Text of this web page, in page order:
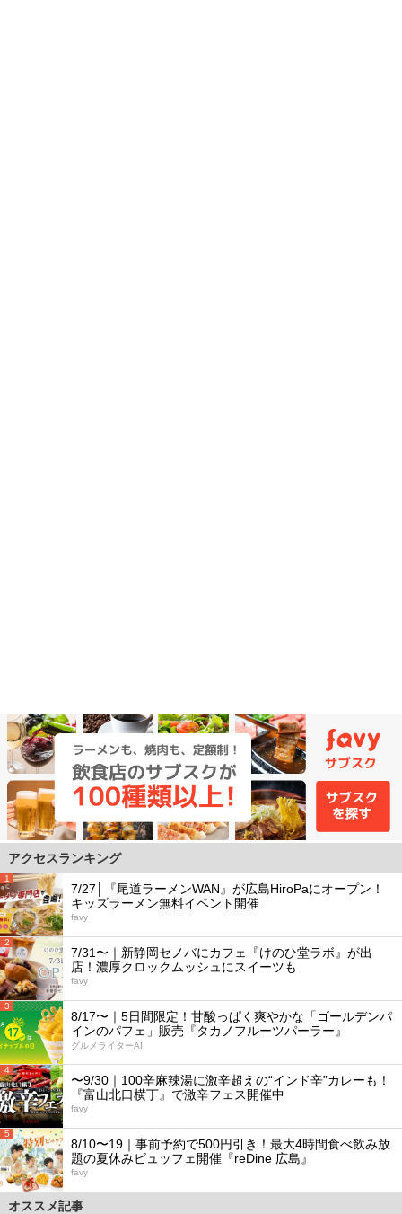
アクセスランキング
1
7/27│『尾道ラーメンWAN』が広島HiroPaにオープン！
キッズラーメン無料イベント開催
favy
2
7/31〜｜新静岡セノバにカフェ『けのひ堂ラボ』が出
店！濃厚クロックムッシュにスイーツも
favy
3
8/17〜｜5日間限定！甘酸っぱく爽やかな「ゴールデンパ
インのパフェ」販売『タカノフルーツパーラー』
グルメライターAI
4
〜9/30｜100辛麻辣湯に激辛超えの“インド辛”カレーも！
『富山北口横丁』で激辛フェス開催中
favy
5
8/10〜19｜事前予約で500円引き！最大4時間食べ飲み放
題の夏休みビュッフェ開催『reDine 広島』
favy
オススメ記事